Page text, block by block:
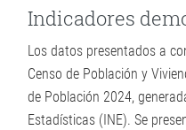
Indicadores
Los datos presentados a
Censo de Población y
de Población 2024,
Estadísticas (INE). Se